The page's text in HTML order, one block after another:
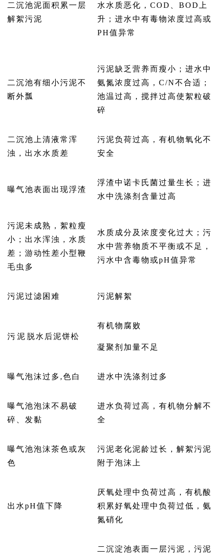
二沉池泥面积累一层
解絮污泥
水水质恶化，COD、BOD上
升；进水中有毒物浓度过高或
PH值异常
二沉池有细小污泥不
断外瓢
污泥缺乏营养而瘦小；进水中
氨氮浓度过高，C/N不合适；
池温过高，搅拌过高使絮粒破
碎
二沉池上清液常浑
浊，出水水质差
污泥负荷过高，有机物氧化不
安全
曝气池表面出现浮渣
浮渣中诺卡氏菌过量生长；进
水中洗涤剂含量过高
污泥未成熟，絮粒瘦
小；出水浑浊，水质
差；游动性差小型鞭
毛虫多
水质成分及浓度变化过大；污
水中营养物质不平衡或不足，
污水中含毒物或pH值异常
污泥过滤困难 污泥解絮
污泥脱水后泥饼松
有机物腐败
凝聚剂加量不足
曝气泡沫过多,色白 进水中洗涤剂过多
曝气池泡沫不易破
碎、发黏
进水负荷过高，有机物分解不
全
曝气池泡沫茶色或灰
色
污泥老化泥龄过长，解絮污泥
附于泡沫上
出水pH值下降
厌氧处理中负荷过高，有机酸
积累好氧处理中负荷过低，氨
氮硝化
二沉淀池表面一层污泥，污泥